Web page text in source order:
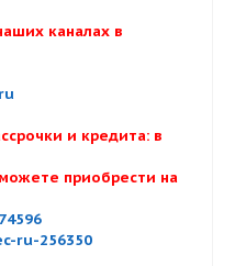
каналах в
и кредита: в
приобрести на
ru-256350